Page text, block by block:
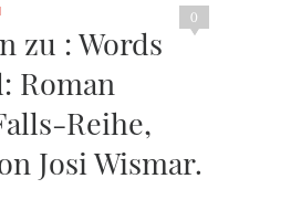
0
zu : Words
Roman
Reihe,
Josi Wismar.